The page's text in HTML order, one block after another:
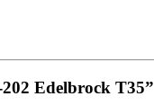
Edelbrock T35”